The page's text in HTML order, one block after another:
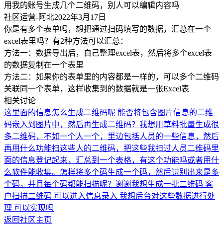
用我的账号生成几个二维码，别人可以编辑内容吗
社区运营-阿北2022年3月17日
你是有多个表单吗，想把通过扫码填写的数据，汇总在一个
excel表里吗？有2种方法可以汇总：
方法一：数据导出后，自己整理excel表，然后将多个excel表
的数据复制在一个表里
方法二：如果你的表单里的内容都是一样的，可以多个二维码
关联同一个表单，这样收集到的数据就是一张Excel表
相关讨论
这里面的信息怎么生成二维码呢 能否将包含图片信息的二维
码嵌入到图片中，然后再生成二维码？ 我想用草料批量生成很
多二维码，不如一个人一个，里边包括人员的一些信息，然后
再用什么功能扫这些人的二维码，把这些我扫过人员二维码里
面的信息登记起来，汇总到一个表格，有这个功能吗或者用什
么软件能收集。 怎样将多个码生成一个码，然后识别出来是多
个码，并且每个码都能扫描呢？谢谢我想生成一批二维码 客
户扫描二维码 可以进入信息录入 我想后台对这些数据进行处
理 可以实现吗
返回社区主页